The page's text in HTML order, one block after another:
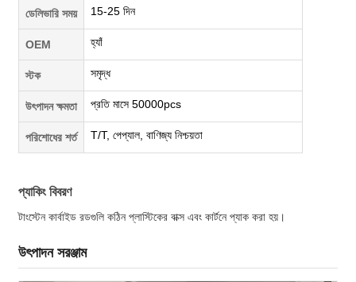
ডেলিভারি সময় 15-25 দিন
OEM হ্যাঁ
স্টক সমৃদ্ধ
উৎপাদন ক্ষমতা প্রতি মাসে 50000pcs
পরিশোধের শর্ত T/T, পেপ্যাল, বাণিজ্য নিশ্চয়তা
প্যাকিং বিবরণ
টাংস্টেন কার্বাইড রডগুলি কঠিন প্লাস্টিকের বাক্স এবং কার্টনে প্যাক করা হয়।
উৎপাদন সরঞ্জাম